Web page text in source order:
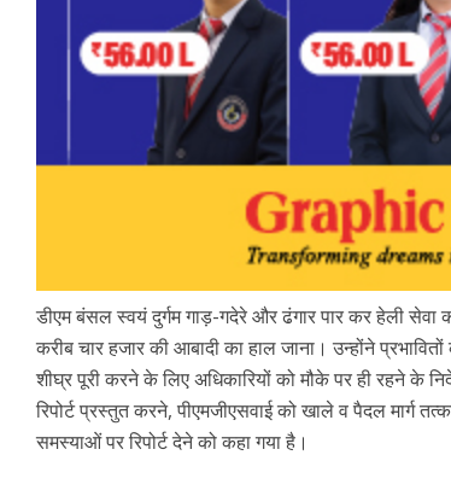
डीएम बंसल स्वयं दुर्गम गाड़-गदेरे और ढंगार पार कर हेली सेवा
करीब चार हजार की आबादी का हाल जाना। उन्होंने
शीघ्र पूरी करने के लिए अधिकारियों को मौके पर ही रहने के
रिपोर्ट प्रस्तुत करने, पीएमजीएसवाई को खाले व पैदल मार्ग
समस्याओं पर रिपोर्ट देने को कहा गया है।